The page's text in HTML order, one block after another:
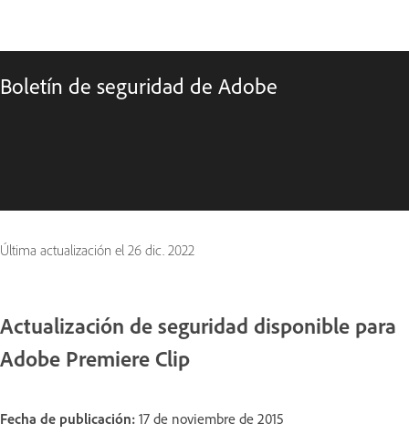
Boletín de seguridad de Adobe
Última actualización el 26 dic. 2022
Actualización de seguridad disponible para
Adobe Premiere Clip
Fecha de publicación: 17 de noviembre de 2015